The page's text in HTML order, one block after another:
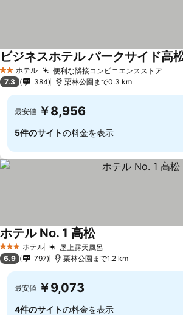
2 ホテルのランク
ホテル 便利な隣接コンビニエンスストア
ビジネスホテル パークサイド高
7.3 384 栗林公園まで0.3 km
最安値 ￥8,956
5件のサイトの料金を表示
3 ホテルのランク
ホテル 屋上露天風呂
ホテル No. 1 高松
6.9 797 栗林公園まで1.2 km
最安値 ￥9,073
4件のサイトの料金を表示